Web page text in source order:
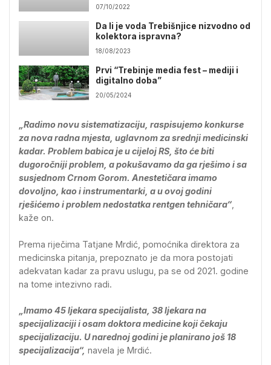
je zajedničko“
07/10/2022
Da li je voda Trebišnjice nizvodno od
kolektora ispravna?
18/08/2023
Prvi “Trebinje media fest – mediji i
digitalno doba”
20/05/2024
„Radimo novu sistematizaciju, raspisujemo konkurse
za nova radna mjesta, uglavnom za srednji medicinski
kadar. Problem babica je u cijeloj RS, što će biti
dugoročniji problem, a pokušavamo da ga rješimo i sa
susjednom Crnom Gorom. Anestetičara imamo
dovoljno, kao i instrumentarki, a u ovoj godini
rješićemo i problem nedostatka rentgen tehničara“,
kaže on.
Prema riječima Tatjane Mrdić, pomoćnika direktora za
medicinska pitanja, prepoznato je da mora postojati
adekvatan kadar za pravu uslugu, pa se od 2021. godine
na tome intezivno radi.
„Imamo 45 ljekara specijalista, 38 ljekara na
specijalizaciji i osam doktora medicine koji čekaju
specijalizaciju. U narednoj godini je planirano još 18
specijalizacija“, navela je Mrdić.